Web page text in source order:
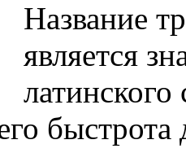
Название
является